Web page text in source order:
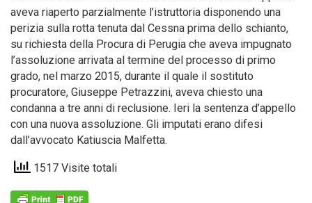
aveva riaperto parzialmente l’istruttoria disponendo una
perizia sulla rotta tenuta dal Cessna prima dello schianto,
su richiesta della Procura di Perugia che aveva impugnato
l’assoluzione arrivata al termine del processo di primo
grado, nel marzo 2015, durante il quale il sostituto
procuratore, Giuseppe Petrazzini, aveva chiesto una
condanna a tre anni di reclusione. Ieri la sentenza d’appello
con una nuova assoluzione. Gli imputati erano difesi
dall’avvocato Katiuscia Malfetta.
1517 Visite totali